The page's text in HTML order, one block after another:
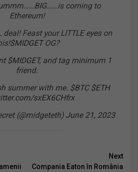
coming to
Ethereum!
deal! Feast your LITTLE eyes on
$MIDGETOG?
$MIDGET, and tag minimum 1
friend.
summer with me. $BTC $ETH
sxEX6CHfrx
(@midgeteth) June 21, 2023
Next
Compania Eaton în România